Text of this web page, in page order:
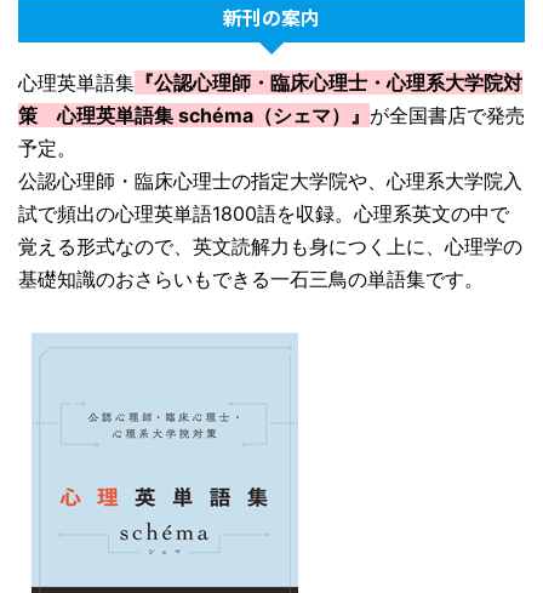
新刊の案内
心理英単語集 『公認心理師・臨床心理士・心理系大学院対
策 心理英単語集 schéma（シェマ）』 が全国書店で発売
予定。
公認心理師・臨床心理士の指定大学院や、心理系大学院入
試で頻出の心理英単語1800語を収録。心理系英文の中で
覚える形式なので、英文読解力も身につく上に、心理学の
基礎知識のおさらいもできる一石三鳥の単語集です。